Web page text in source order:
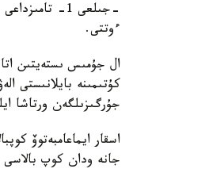
ءوتتى.
ال جۇمىس ىستەيتىن
كۇتىمىنە بايلانىستى
جۇرگىزىلگەن ورتاشا ايلىق
اسقار ايماعامبەتوۆ
جانە ودان كوپ بالاسى